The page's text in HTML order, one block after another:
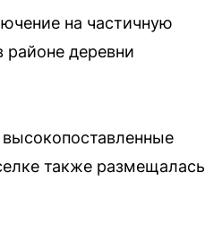
на частичную
деревни
также размещалась